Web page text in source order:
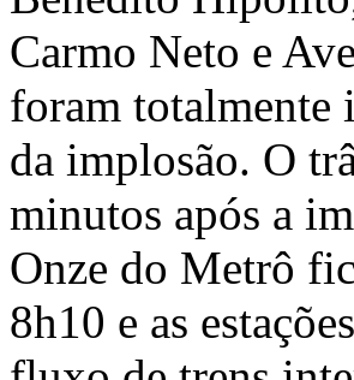
Carmo Neto e
foram totalmente
da implosão. O
minutos após a
Onze do Metrô
8h10 e as